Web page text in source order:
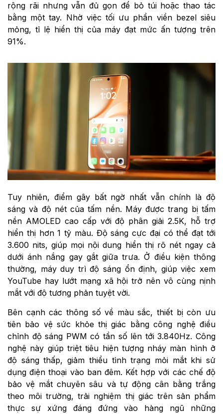
rộng rãi nhưng vẫn đủ gọn để bỏ túi hoặc thao tác
bằng một tay. Nhờ việc tối ưu phần viền bezel siêu
mỏng, tỉ lệ hiển thị của máy đạt mức ấn tượng trên
91%.
Tuy nhiên, điểm gây bất ngờ nhất vẫn chính là độ
sáng và độ nét của tấm nền. Máy được trang bị tấm
nền AMOLED cao cấp với độ phân giải 2.5K, hỗ trợ
hiển thị hơn 1 tỷ màu. Độ sáng cực đại có thể đạt tới
3.600 nits, giúp mọi nội dung hiển thị rõ nét ngay cả
dưới ánh nắng gay gắt giữa trưa. Ở điều kiện thông
thường, máy duy trì độ sáng ổn định, giúp việc xem
YouTube hay lướt mạng xã hội trở nên vô cùng nịnh
mắt với độ tương phản tuyệt vời.
Bên cạnh các thông số về màu sắc, thiết bị còn ưu
tiên bảo vệ sức khỏe thị giác bằng công nghệ điều
chỉnh độ sáng PWM có tần số lên tới 3.840Hz. Công
nghệ này giúp triệt tiêu hiện tượng nháy màn hình ở
độ sáng thấp, giảm thiểu tình trạng mỏi mắt khi sử
dụng điện thoại vào ban đêm. Kết hợp với các chế độ
bảo vệ mắt chuyên sâu và tự động cân bằng trắng
theo môi trường, trải nghiệm thị giác trên sản phẩm
thực sự xứng đáng đứng vào hàng ngũ những